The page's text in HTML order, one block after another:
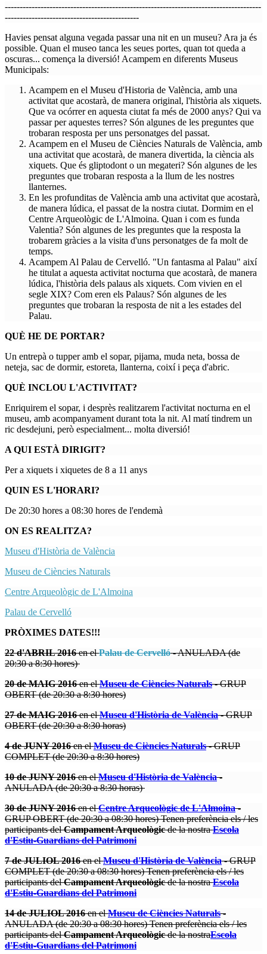
--------------------------------------------------------------------------------------
---------------------------------------------
Havies pensat alguna vegada passar una nit en un museu? Ara ja és
possible. Quan el museo tanca les seues portes, quan tot queda a
oscuras... comença la diversió! Acampem en diferents Museus
Municipals:
Acampem en el Museu d'Historia de València, amb una
activitat que acostarà, de manera original, l'història als xiquets.
Que va ocórrer en aquesta ciutat fa més de 2000 anys? Qui va
passar per aquestes terres? Són algunes de les preguntes que
trobaran resposta per uns personatges del passat.
Acampem en el Museu de Ciències Naturals de València, amb
una activitat que acostarà, de manera divertida, la ciència als
xiquets. Que és gliptodont o un megateri? Són algunes de les
preguntes que trobaran resposta a la llum de les nostres
llanternes.
En les profunditas de València amb una activitat que acostarà,
de manera lúdica, el passat de la nostra ciutat. Dormim en el
Centre Arqueològic de L'Almoina. Quan i com es funda
Valentia? Són algunes de les preguntes que la resposta la
trobarem gràcies a la visita d'uns personatges de fa molt de
temps.
Acampem Al Palau de Cervelló. "Un fantasma al Palau" així
he titulat a aquesta activitat nocturna que acostarà, de manera
lúdica, l'història dels palaus als xiquets. Com vivien en el
segle XIX? Com eren els Palaus? Són algunes de les
preguntes que trobaran la resposta de nit a les estades del
Palau.
QUÈ HE DE PORTAR?
Un entrepà o tupper amb el sopar, pijama, muda neta, bossa de
neteja, sac de dormir, estoreta, llanterna, coixí i peça d'abric.
QUÈ INCLOU L'ACTIVITAT?
Enriquirem el sopar, i desprès realitzarem l'activitat nocturna en el
museu, amb acompanyament durant tota la nit. Al matí tindrem un
ric desdejuni, però especialment... molta diversió!
A QUI ESTÀ DIRIGIT?
Per a xiquets i xiquetes de 8 a 11 anys
QUIN ES L'HORARI?
De 20:30 hores a 08:30 hores de l'endemà
ON ES REALITZA?
Museu d'Història de València
Museu de Ciències Naturals
Centre Arqueològic de L'Almoina
Palau de Cervelló
PRÒXIMES DATES!!!
22 d'ABRIL 2016en elPalau de Cervelló- ANULADA (de
20:30 a 8:30 hores)
20 de MAIG 2016en elMuseu de Ciències Naturals - GRUP
OBERT (de 20:30 a 8:30 hores)
27 de MAIG 2016en elMuseu d'Història de València - GRUP
OBERT (de 20:30 a 8:30 horas)
4 de JUNY 2016en elMuseu de Ciències Naturals - GRUP
COMPLET (de 20:30 a 8:30 hores)
10 de JUNY 2016en elMuseu d'Història de València -
ANULADA (de 20:30 a 8:30 horas)
30 de JUNY 2016en elCentre Arqueològic de L'Almoina-
GRUP OBERT (de 20:30 a 08:30 hores)Tenen preferència els / les
participants delCampament Arqueològicde la nostra Escola
d'Estiu-Guardians del Patrimoni
7de JULIOL 2016en elMuseu d'Història de València- GRUP
COMPLET (de 20:30 a 08:30 hores) Tenen preferència els / les
participants delCampament Arqueològicde la nostraEscola
d'Estiu-Guardians del Patrimoni
14de JULIOL 2016en elMuseu de Ciències Naturals-
ANULADA (de 20:30 a 08:30 hores)Tenen preferència els / les
participants delCampament Arqueològicde la nostraEscola
d'Estiu-Guardians del Patrimoni